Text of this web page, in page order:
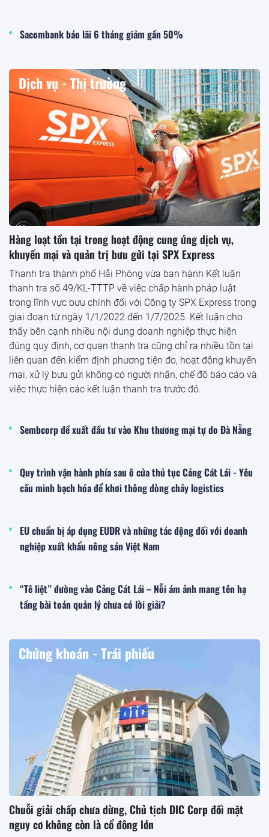
Sacombank báo lãi 6 tháng giảm gần 50%
Dịch vụ - Thị trường
Hàng loạt tồn tại trong hoạt động cung ứng dịch vụ,
khuyến mại và quản trị bưu gửi tại SPX Express
Thanh tra thành phố Hải Phòng vừa ban hành Kết luận
thanh tra số 49/KL-TTTP về việc chấp hành pháp luật
trong lĩnh vực bưu chính đối với Công ty SPX Express trong
giai đoạn từ ngày 1/1/2022 đến 1/7/2025. Kết luận cho
thấy bên cạnh nhiều nội dung doanh nghiệp thực hiện
đúng quy định, cơ quan thanh tra cũng chỉ ra nhiều tồn tại
liên quan đến kiểm định phương tiện đo, hoạt động khuyến
mại, xử lý bưu gửi không có người nhận, chế độ báo cáo và
việc thực hiện các kết luận thanh tra trước đó.
Sembcorp đề xuất đầu tư vào Khu thương mại tự do Đà Nẵng
Quy trình vận hành phía sau ô cửa thủ tục Cảng Cát Lái - Yêu
cầu minh bạch hóa để khơi thông dòng chảy logistics
EU chuẩn bị áp dụng EUDR và những tác động đối với doanh
nghiệp xuất khẩu nông sản Việt Nam
“Tê liệt” đường vào Cảng Cát Lái – Nỗi ám ảnh mang tên hạ
tầng bài toán quản lý chưa có lời giải?
Chứng khoán - Trái phiếu
Chuỗi giải chấp chưa dừng, Chủ tịch DIC Corp đối mặt
nguy cơ không còn là cổ đông lớn